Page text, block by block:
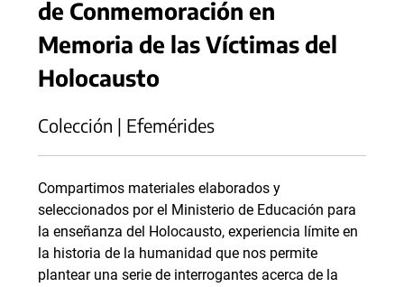
de Conmemoración en
Memoria de las Víctimas del
Holocausto
Colección | Efemérides
Compartimos materiales elaborados y
seleccionados por el Ministerio de Educación para
la enseñanza del Holocausto, experiencia límite en
la historia de la humanidad que nos permite
plantear una serie de interrogantes acerca de la